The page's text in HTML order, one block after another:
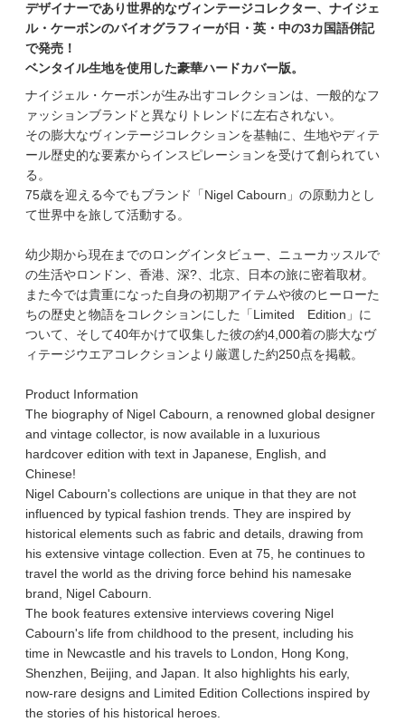
デザイナーであり世界的なヴィンテージコレクター、ナイジェ
ル・ケーボンのバイオグラフィーが日・英・中の3カ国語併記
で発売！
ベンタイル生地を使用した豪華ハードカバー版。
ナイジェル・ケーボンが生み出すコレクションは、一般的なフ
ァッションブランドと異なりトレンドに左右されない。
その膨大なヴィンテージコレクションを基軸に、生地やディテ
ール歴史的な要素からインスピレーションを受けて創られてい
る。
75歳を迎える今でもブランド「Nigel Cabourn」の原動力とし
て世界中を旅して活動する。
幼少期から現在までのロングインタビュー、ニューカッスルで
の生活やロンドン、香港、深?、北京、日本の旅に密着取材。
また今では貴重になった自身の初期アイテムや彼のヒーローた
ちの歴史と物語をコレクションにした「Limited Edition」に
ついて、そして40年かけて収集した彼の約4,000着の膨大なヴ
ィテージウエアコレクションより厳選した約250点を掲載。
Product Information
The biography of Nigel Cabourn, a renowned global designer
and vintage collector, is now available in a luxurious
hardcover edition with text in Japanese, English, and
Chinese!
Nigel Cabourn's collections are unique in that they are not
influenced by typical fashion trends. They are inspired by
historical elements such as fabric and details, drawing from
his extensive vintage collection. Even at 75, he continues to
travel the world as the driving force behind his namesake
brand, Nigel Cabourn.
The book features extensive interviews covering Nigel
Cabourn's life from childhood to the present, including his
time in Newcastle and his travels to London, Hong Kong,
Shenzhen, Beijing, and Japan. It also highlights his early,
now-rare designs and Limited Edition Collections inspired by
the stories of his historical heroes.